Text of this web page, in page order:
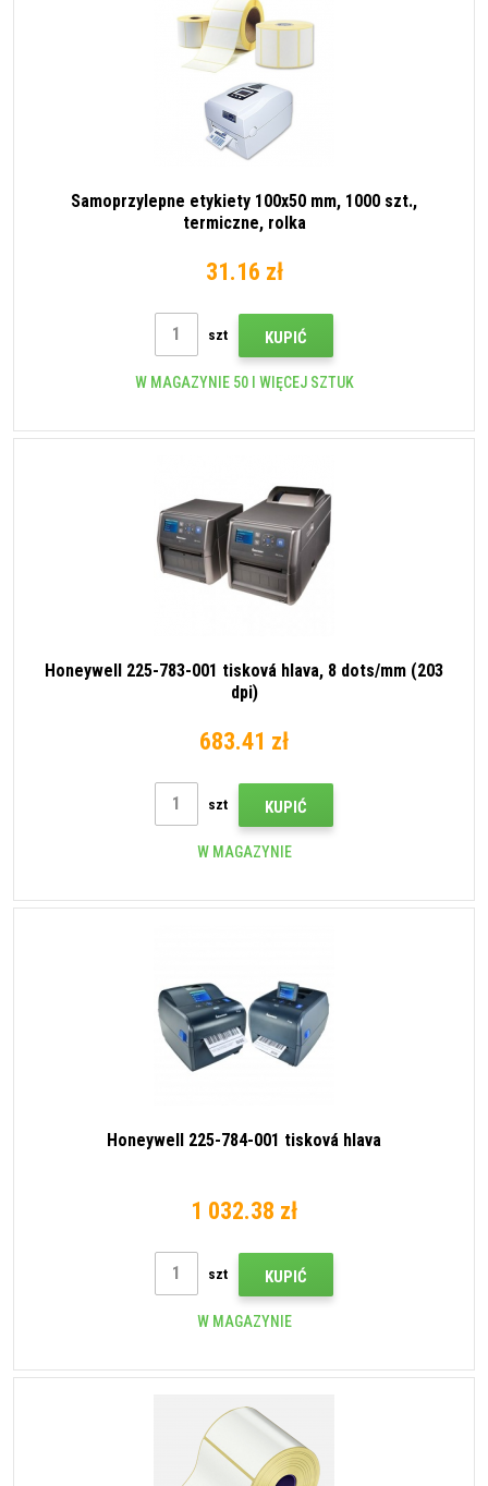
Samoprzylepne etykiety 100x50 mm, 1000 szt.,
termiczne, rolka
31.16 zł
szt KUPIĆ
W MAGAZYNIE 50 I WIĘCEJ SZTUK
Honeywell 225-783-001 tisková hlava, 8 dots/mm (203
dpi)
683.41 zł
szt KUPIĆ
W MAGAZYNIE
Honeywell 225-784-001 tisková hlava
1 032.38 zł
szt KUPIĆ
W MAGAZYNIE